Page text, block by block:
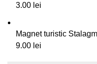
3.00 lei
Magnet turistic
9.00 lei